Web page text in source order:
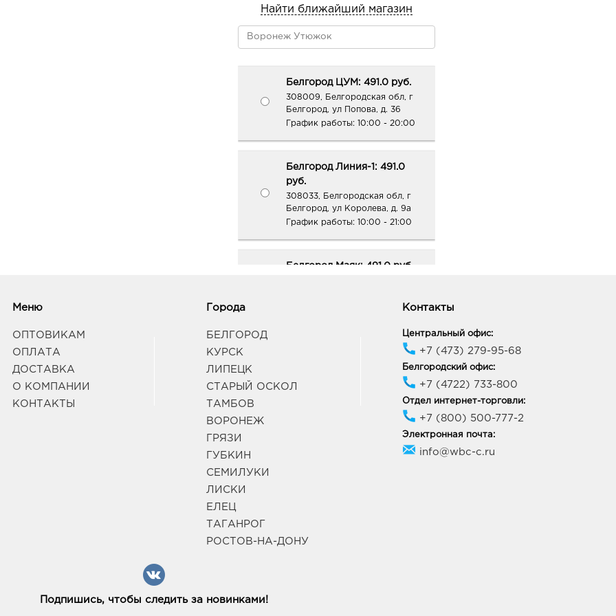
бестселлер у визажистов; оттенок-адаптер подходит под
17 MARSALA NUDE (NEW) – приглушенный бордовый с
18 NATURAL PINK (NEW) – пастельный бежево-розовый
Найти ближайший магазин
Белгород ЦУМ: 491.0 руб.
308009, Белгородская обл, г
Белгород, ул Попова, д. 36
График работы: 10:00 - 20:00
Белгород Линия-1: 491.0
руб.
308033, Белгородская обл, г
Белгород, ул Королева, д. 9а
График работы: 10:00 - 21:00
Белгород Маяк: 491.0 руб.
Белгородской области, д. 11
308009, Белгородская обл, г
Белгород, пр-кт Белгородский,
9:00 - 21:00
Меню
ОПТОВИКАМ
ОПЛАТА
ДОСТАВКА
О КОМПАНИИ
КОНТАКТЫ
Города
БЕЛГОРОД
КУРСК
ЛИПЕЦК
СТАРЫЙ ОСКОЛ
ТАМБОВ
ВОРОНЕЖ
ГРЯЗИ
ГУБКИН
СЕМИЛУКИ
ЛИСКИ
ЕЛЕЦ
ТАГАНРОГ
РОСТОВ-НА-ДОНУ
Контакты
Центральный офис:
+7 (473) 279-95-68
Белгородский офис:
+7 (4722) 733-800
Отдел интернет-торговли:
+7 (800) 500-777-2
Электронная почта:
info@wbc-c.ru
Подпишись, чтобы следить за новинками!